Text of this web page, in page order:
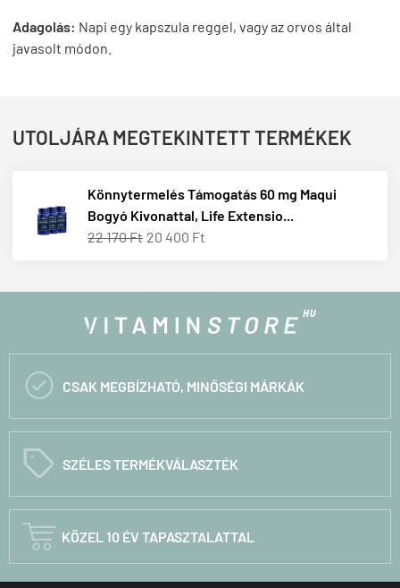
Adagolás: Napi egy kapszula reggel, vagy az orvos által
javasolt módon.
UTOLJÁRA MEGTEKINTETT TERMÉKEK
Könnytermelés Támogatás 60 mg Maqui
Bogyó Kivonattal, Life Extensio...
22 170 Ft 20 400 Ft
 CSAK MEGBÍZHATÓ, MINŐSÉGI MÁRKÁK
C SZÉLES TERMÉKVÁLASZTÉK
 KÖZEL 10 ÉV TAPASZTALATTAL